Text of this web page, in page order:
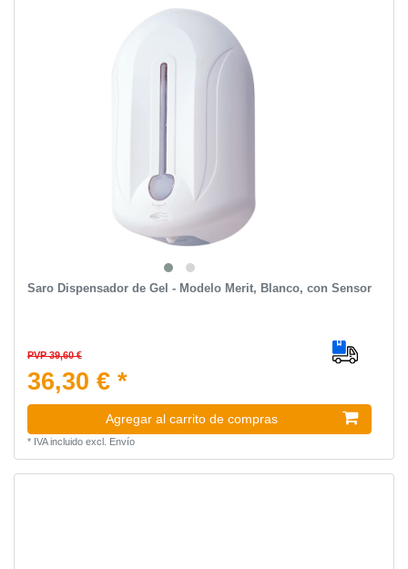
Saro Dispensador de Gel - Modelo Merit, Blanco, con Sensor
PVP 39,60 €
36,30 € *
Agregar al carrito de compras
* IVA incluidoexcl. Envío